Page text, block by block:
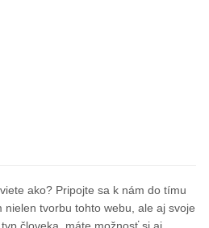
ako? Pripojte sa k nám do tímu
nielen tvorbu tohto webu, ale aj svoje